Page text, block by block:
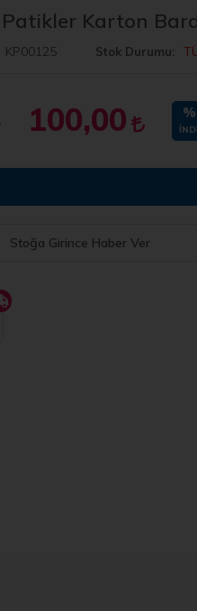
Patikler Karton
KP00125 Stok Durumu
100,00
Stoğa Girince Haber Ver